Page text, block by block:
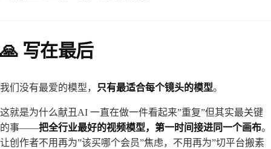
🙏 写在最后
我们没有最爱的模型， 只有最适合每个镜头的模型。
这就是为什么献丑AI 一直在做一件看起来”重复”但其实最关键
的事——把全行业最好的视频模型，第一时间接进同一个画布。
让创作者不用再为”该买哪个会员”焦虑，不用再为”切平台搬素